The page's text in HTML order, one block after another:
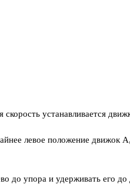
устанавливается
левое положение движок
до упора и удерживать его